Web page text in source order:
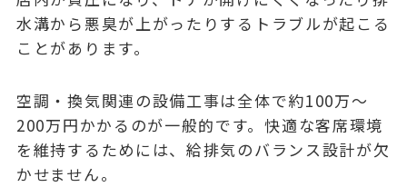
水溝から悪臭が上がったりするトラブルが起こる
ことがあります。
空調・換気関連の設備工事は全体で約100万〜
200万円かかるのが一般的です。快適な客席環境
を維持するためには、給排気のバランス設計が欠
かせません。